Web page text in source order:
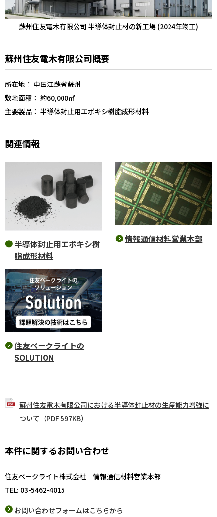
蘇州住友電木有限公司 半導体封止材の新工場 (2024年竣工)
蘇州住友電木有限公司概要
所在地： 中国江蘇省蘇州
敷地面積： 約60,000㎡
主要製品： 半導体封止用エポキシ樹脂成形材料
関連情報
半導体封止用エポキシ樹
脂成形材料
情報通信材料営業本部
住友ベークライトの
SOLUTION
蘇州住友電木有限公司における半導体封止材の生産能力増強に
ついて（PDF 597KB）
本件に関するお問い合わせ
住友ベークライト株式会社 情報通信材料営業本部
TEL: 03-5462-4015
お問い合わせフォームはこちらから